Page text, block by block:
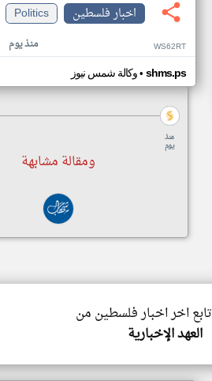
اخبار فلسطين
Politics
منذ يوم WS62RT
وكالة شمس نيوز• shms.ps
منذ
يوم
ومقالة مشابهة
تابع اخر اخبار فلسطين من
العهد الإخبارية